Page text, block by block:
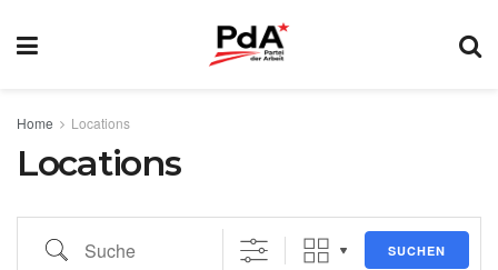
Home Locations
Locations
SUCHEN